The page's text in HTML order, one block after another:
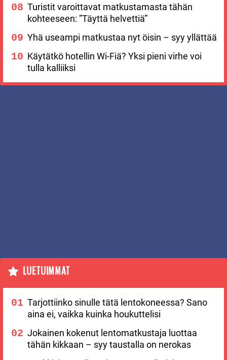
Turistit varoittavat matkustamasta tähän
kohteeseen: ”Täyttä helvettiä”
Yhä useampi matkustaa nyt öisin – syy yllättää
Käytätkö hotellin Wi-Fiä? Yksi pieni virhe voi
tulla kalliiksi
LUETUIMMAT
Tarjottiinko sinulle tätä lentokoneessa? Sano
aina ei, vaikka kuinka houkuttelisi
Jokainen kokenut lentomatkustaja luottaa
tähän kikkaan – syy taustalla on nerokas